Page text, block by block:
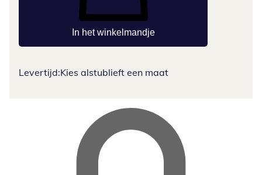
In het winkelmandje
Levertijd:Kies alstublieft een maat